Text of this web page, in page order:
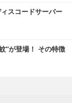
スコードサーバー
”が登場！ その特徴